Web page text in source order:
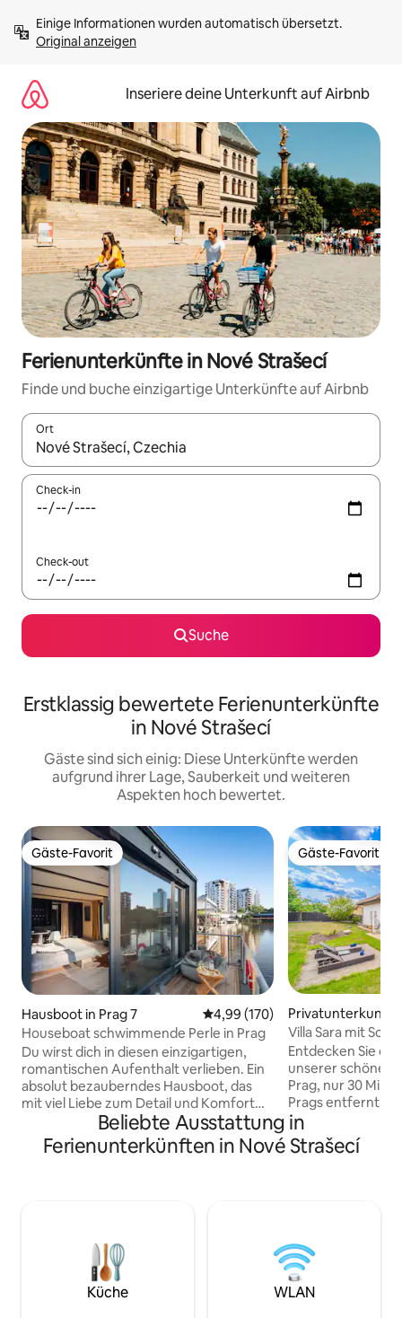
Inhalten
springenOriginal anzeigen
Inseriere deine Unterkunft auf Airbnb
Ferienunterkünfte in Nové Strašecí
Finde und buche einzigartige Unterkünfte auf Airbnb
Ort
Wenn Ergebnisse verfügbar sind, navigiere mit den
Check-in
Check-out
Suche
Erstklassig bewertete Ferienunterkünfte
in Nové Strašecí
Gäste sind sich einig: Diese Unterkünfte werden
aufgrund ihrer Lage, Sauberkeit und weiteren
Aspekten hoch bewertet.
Gäste-Favorit
Gäste-Favorit
Hausboot in Prag 7 Durchschnittliche Bewertung:
4,99 (170)
Houseboat schwimmende Perle in Prag
Du wirst dich in diesen einzigartigen,
romantischen Aufenthalt verlieben. Ein
absolut bezauberndes Hausboot, das
mit viel Liebe zum Detail und Komfort
gebaut wurde. Du wirst einen
unvergesslichen Aufenthalt erleben und
nicht mehr weg wollen. Du kannst
Kinderbett für kleine Babys
ausgestattet. Bereiten Sie Ihr
Verkostungserlebnis in einer voll
ausgestatteten Küche vor. Nach einem
Gäste-Favorit
Gäste-Favorit
Privatunterkunft
Villa Sara mit
Infrarotsauna in
Entdecken Sie
unserer schönen
Prag, nur 30
Prags entfernt.
Komfort und
Garten zum
erfrischenden
Zwei geräumige
Parken vor dem
Beliebte Ausstattung in
Ferienunterkünften in Nové Strašecí
Küche WLAN